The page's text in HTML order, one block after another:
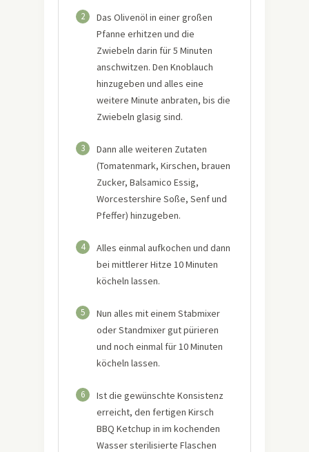
2
Das Olivenöl in einer großen
Pfanne erhitzen und die
Zwiebeln darin für 5 Minuten
anschwitzen. Den Knoblauch
hinzugeben und alles eine
weitere Minute anbraten, bis die
Zwiebeln glasig sind.
3
Dann alle weiteren Zutaten
(Tomatenmark, Kirschen, brauen
Zucker, Balsamico Essig,
Worcestershire Soße, Senf und
Pfeffer) hinzugeben.
4
Alles einmal aufkochen und dann
bei mittlerer Hitze 10 Minuten
köcheln lassen.
5
Nun alles mit einem Stabmixer
oder Standmixer gut pürieren
und noch einmal für 10 Minuten
köcheln lassen.
6
Ist die gewünschte Konsistenz
erreicht, den fertigen Kirsch
BBQ Ketchup in im kochenden
Wasser sterilisierte Flaschen